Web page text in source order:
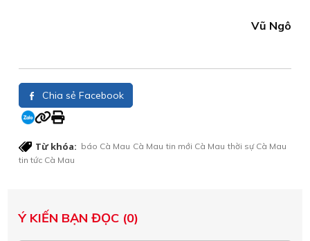
Vũ Ngô
Chia sẻ Facebook
Từ khóa: báo Cà Mau Cà Mau tin mới Cà Mau thời sự Cà Mau
tin tức Cà Mau
Ý KIẾN BẠN ĐỌC (0)